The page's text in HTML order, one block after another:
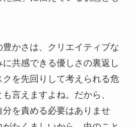
かさは、クリエイティブな
共感できる優しさの裏返し
を先回りして考えられる危
言えますよね。だから、
分を責める必要はありませ